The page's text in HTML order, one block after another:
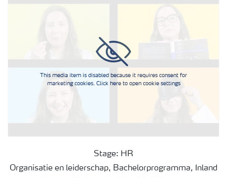
This media item is disabled because it requires consent for
marketing cookies. Click here to open cookie settings
Stage: HR
Organisatie en leiderschap, Bachelorprogramma, Inland